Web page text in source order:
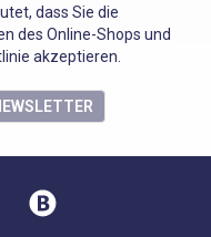
dass Sie die
des Online-Shops und
akzeptieren.